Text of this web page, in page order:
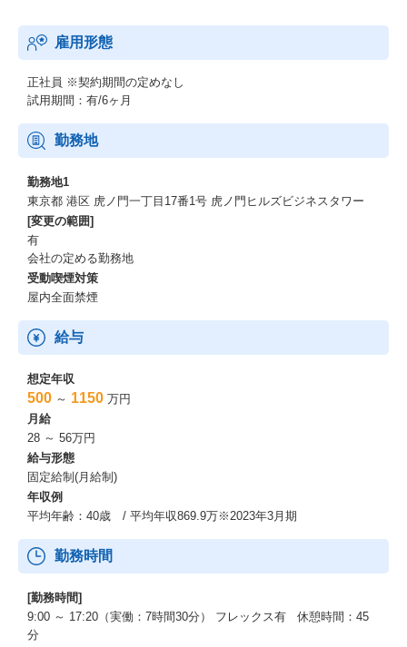
雇用形態
正社員 ※契約期間の定めなし
試用期間：有/6ヶ月
勤務地
勤務地1
東京都 港区 虎ノ門一丁目17番1号 虎ノ門ヒルズビジネスタワー
[変更の範囲]
有
会社の定める勤務地
受動喫煙対策
屋内全面禁煙
給与
想定年収
500 ～ 1150 万円
月給
28 ～ 56万円
給与形態
固定給制(月給制)
年収例
平均年齢：40歳 / 平均年収869.9万※2023年3月期
勤務時間
[勤務時間]
9:00 ～ 17:20（実働：7時間30分） フレックス有 休憩時間：45
分